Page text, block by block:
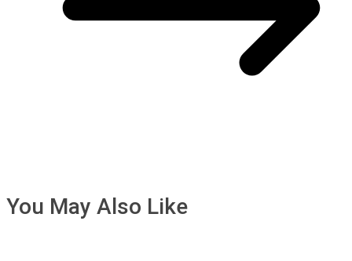
You May Also Like